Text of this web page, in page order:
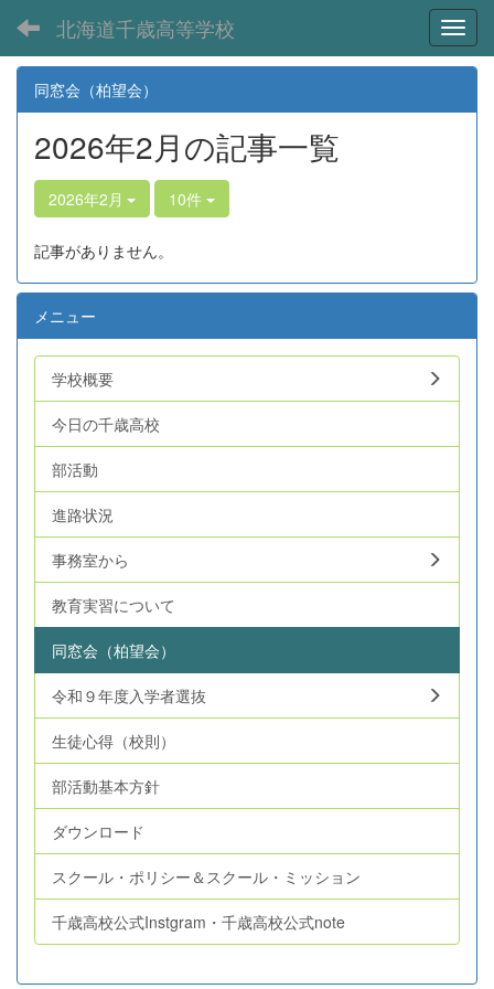
北海道千歳高等学校
同窓会（柏望会）
2026年2月の記事一覧
2026年2月 10件
記事がありません。
メニュー
学校概要
今日の千歳高校
部活動
進路状況
事務室から
教育実習について
同窓会（柏望会）
令和９年度入学者選抜
生徒心得（校則）
部活動基本方針
ダウンロード
スクール・ポリシー＆スクール・ミッション
千歳高校公式Instgram・千歳高校公式note